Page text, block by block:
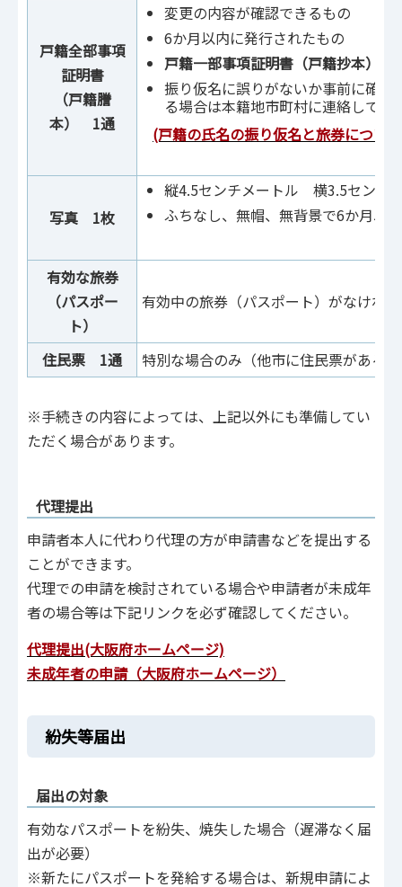
戸籍全部事項
証明書
（戸籍謄
本） 1通
変更の内容が確認できるもの
6か月以内に発行されたもの
戸籍一部事項証明書（戸籍抄本）で
振り仮名に誤りがないか事前に確認
る場合は本籍地市町村に連絡してく
(戸籍の氏名の振り仮名と旅券について
写真 1枚
縦4.5センチメートル 横3.5センチ
ふちなし、無帽、無背景で6か月以
有効な旅券
（パスポー
ト）
有効中の旅券（パスポート）がなけれ
住民票 1通 特別な場合のみ（他市に住民票がある
※手続きの内容によっては、上記以外にも準備してい
ただく場合があります。
代理提出
申請者本人に代わり代理の方が申請書などを提出する
ことができます。
代理での申請を検討されている場合や申請者が未成年
者の場合等は下記リンクを必ず確認してください。
代理提出(大阪府ホームページ)
未成年者の申請（大阪府ホームページ）
紛失等届出
届出の対象
有効なパスポートを紛失、焼失した場合（遅滞なく届
出が必要）
※新たにパスポートを発給する場合は、新規申請によ